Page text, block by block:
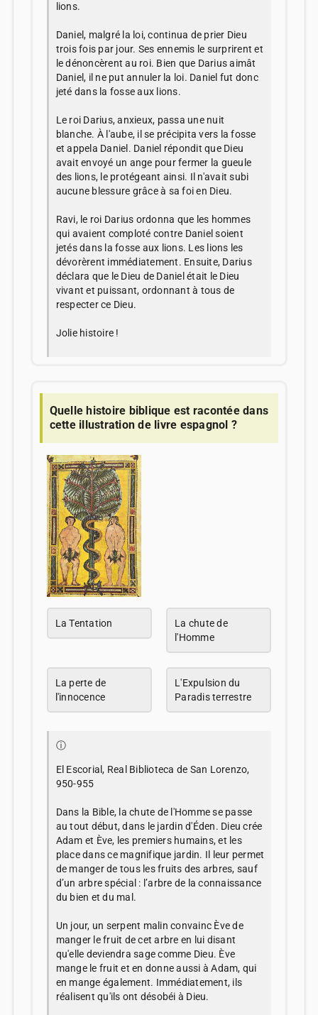
lions.
Daniel, malgré la loi, continua de prier Dieu
trois fois par jour. Ses ennemis le surprirent et
le dénoncèrent au roi. Bien que Darius aimât
Daniel, il ne put annuler la loi. Daniel fut donc
jeté dans la fosse aux lions.
Le roi Darius, anxieux, passa une nuit
blanche. À l'aube, il se précipita vers la fosse
et appela Daniel. Daniel répondit que Dieu
avait envoyé un ange pour fermer la gueule
des lions, le protégeant ainsi. Il n'avait subi
aucune blessure grâce à sa foi en Dieu.
Ravi, le roi Darius ordonna que les hommes
qui avaient comploté contre Daniel soient
jetés dans la fosse aux lions. Les lions les
dévorèrent immédiatement. Ensuite, Darius
déclara que le Dieu de Daniel était le Dieu
vivant et puissant, ordonnant à tous de
respecter ce Dieu.
Jolie histoire !
Quelle histoire biblique est racontée dans
cette illustration de livre espagnol ?
La Tentation
La chute de
l'Homme
La perte de
l'innocence
L'Expulsion du
Paradis terrestre
ⓘ
El Escorial, Real Biblioteca de San Lorenzo,
950-955
Dans la Bible, la chute de l'Homme se passe
au tout début, dans le jardin d'Éden. Dieu crée
Adam et Ève, les premiers humains, et les
place dans ce magnifique jardin. Il leur permet
de manger de tous les fruits des arbres, sauf
d’un arbre spécial : l’arbre de la connaissance
du bien et du mal.
Un jour, un serpent malin convainc Ève de
manger le fruit de cet arbre en lui disant
qu'elle deviendra sage comme Dieu. Ève
mange le fruit et en donne aussi à Adam, qui
en mange également. Immédiatement, ils
réalisent qu'ils ont désobéi à Dieu.